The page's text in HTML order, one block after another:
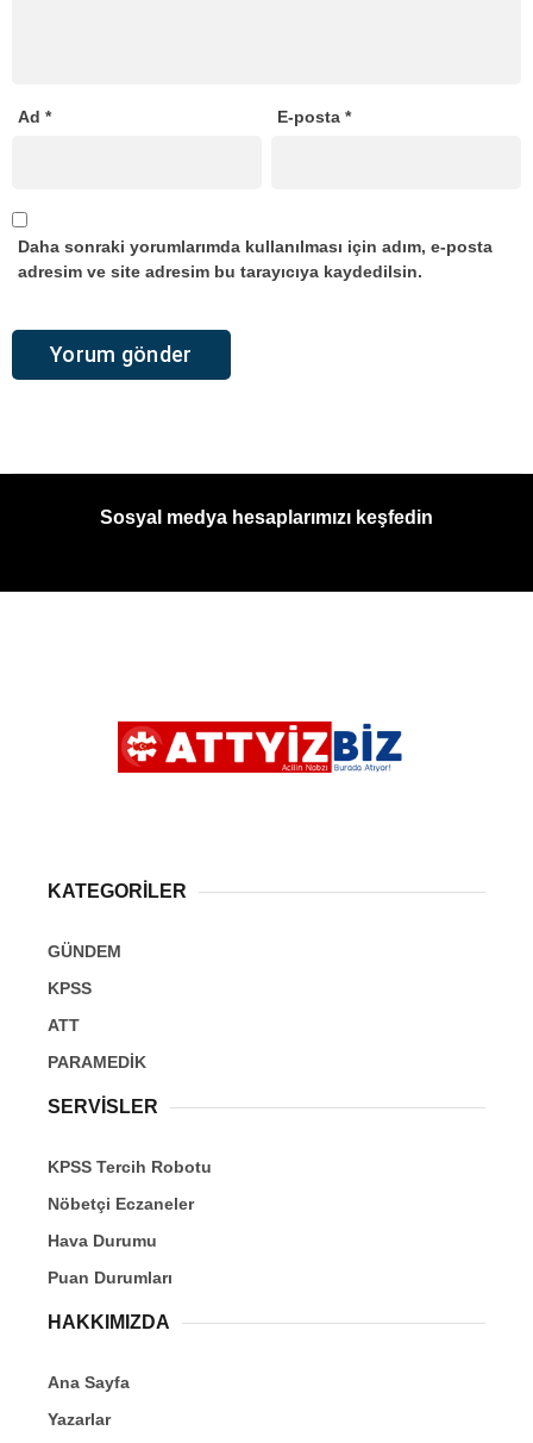
Ad * E-posta*
Daha sonraki yorumlarımda kullanılması için adım, e-posta
adresim ve site adresim bu tarayıcıya kaydedilsin.
Sosyal medya hesaplarımızı keşfedin
KATEGORİLER
GÜNDEM
KPSS
ATT
PARAMEDİK
SERVİSLER
KPSS Tercih Robotu
Nöbetçi Eczaneler
Hava Durumu
Puan Durumları
HAKKIMIZDA
Ana Sayfa
Yazarlar